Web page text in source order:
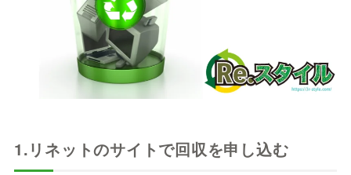
1.リネットのサイトで回収を申し込む